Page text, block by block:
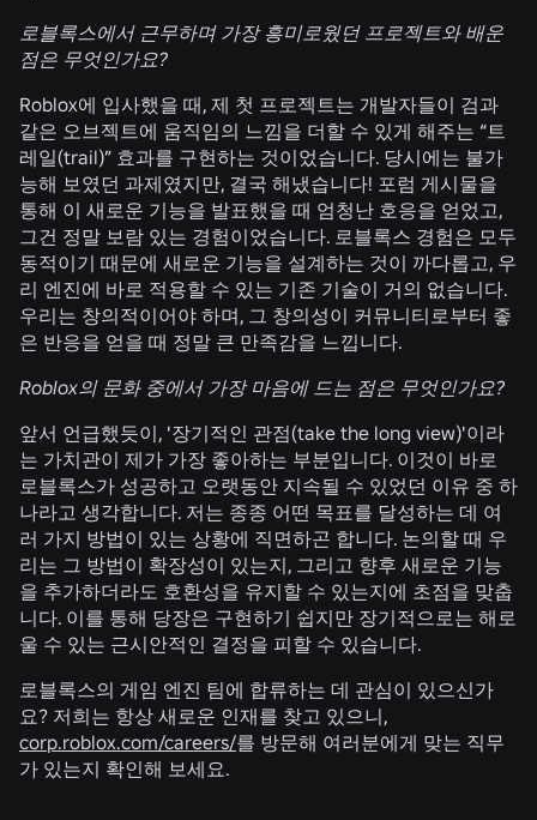
로블록스에서 근무하며 가장 흥미로웠던 프로젝트와 배운
점은 무엇인가요?
Roblox에 입사했을 때, 제 첫 프로젝트는 개발자들이 검과
같은 오브젝트에 움직임의 느낌을 더할 수 있게 해주는 “트
레일(trail)” 효과를 구현하는 것이었습니다. 당시에는 불가
능해 보였던 과제였지만, 결국 해냈습니다! 포럼 게시물을
통해 이 새로운 기능을 발표했을 때 엄청난 호응을 얻었고,
그건 정말 보람 있는 경험이었습니다. 로블록스 경험은 모두
동적이기 때문에 새로운 기능을 설계하는 것이 까다롭고, 우
리 엔진에 바로 적용할 수 있는 기존 기술이 거의 없습니다.
우리는 창의적이어야 하며, 그 창의성이 커뮤니티로부터 좋
은 반응을 얻을 때 정말 큰 만족감을 느낍니다.
Roblox의 문화 중에서 가장 마음에 드는 점은 무엇인가요?
앞서 언급했듯이, '장기적인 관점(take the long view)'이라
는 가치관이 제가 가장 좋아하는 부분입니다. 이것이 바로
로블록스가 성공하고 오랫동안 지속될 수 있었던 이유 중 하
나라고 생각합니다. 저는 종종 어떤 목표를 달성하는 데 여
러 가지 방법이 있는 상황에 직면하곤 합니다. 논의할 때 우
리는 그 방법이 확장성이 있는지, 그리고 향후 새로운 기능
을 추가하더라도 호환성을 유지할 수 있는지에 초점을 맞춥
니다. 이를 통해 당장은 구현하기 쉽지만 장기적으로는 해로
울 수 있는 근시안적인 결정을 피할 수 있습니다.
로블록스의 게임 엔진 팀에 합류하는 데 관심이 있으신가
요? 저희는 항상 새로운 인재를 찾고 있으니,
corp.roblox.com/careers/를 방문해 여러분에게 맞는 직무
가 있는지 확인해 보세요.